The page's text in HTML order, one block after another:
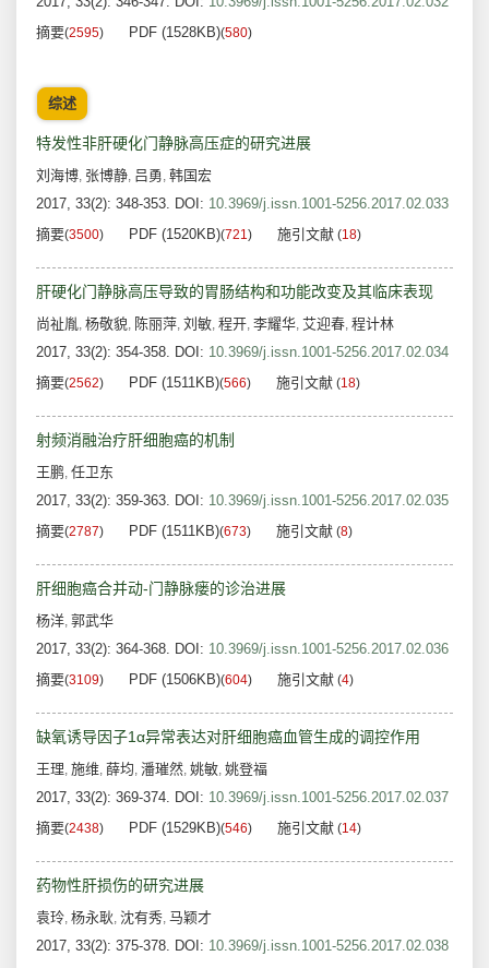
摘要(2595) PDF (1528KB)(580)
综述
特发性非肝硬化门静脉高压症的研究进展
刘海博, 张博静, 吕勇, 韩国宏
2017, 33(2): 348-353. DOI: 10.3969/j.issn.1001-5256.2017.02.033
摘要(3500) PDF (1520KB)(721) 施引文献 (18)
肝硬化门静脉高压导致的胃肠结构和功能改变及其临床表现
尚祉胤, 杨敬貌, 陈丽萍, 刘敏, 程开, 李耀华, 艾迎春, 程计林
2017, 33(2): 354-358. DOI: 10.3969/j.issn.1001-5256.2017.02.034
摘要(2562) PDF (1511KB)(566) 施引文献 (18)
射频消融治疗肝细胞癌的机制
王鹏, 任卫东
2017, 33(2): 359-363. DOI: 10.3969/j.issn.1001-5256.2017.02.035
摘要(2787) PDF (1511KB)(673) 施引文献 (8)
肝细胞癌合并动-门静脉瘘的诊治进展
杨洋, 郭武华
2017, 33(2): 364-368. DOI: 10.3969/j.issn.1001-5256.2017.02.036
摘要(3109) PDF (1506KB)(604) 施引文献 (4)
缺氧诱导因子1α异常表达对肝细胞癌血管生成的调控作用
王理, 施维, 薛均, 潘璀然, 姚敏, 姚登福
2017, 33(2): 369-374. DOI: 10.3969/j.issn.1001-5256.2017.02.037
摘要(2438) PDF (1529KB)(546) 施引文献 (14)
药物性肝损伤的研究进展
袁玲, 杨永耿, 沈有秀, 马颖才
2017, 33(2): 375-378. DOI: 10.3969/j.issn.1001-5256.2017.02.038